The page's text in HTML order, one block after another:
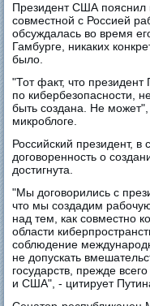
Президент США пояснил
совместной с Россией
обсуждалась во время
Гамбурге, никаких
было.
"Тот факт, что
по кибербезопасности,
быть создана. Не
микроблоге.
Российский президент, в
договоренность о
достигнута.
"Мы договорились с
что мы создадим
над тем, как совместно
области
соблюдение
не допускать
государств, прежде
и США", - цитирует